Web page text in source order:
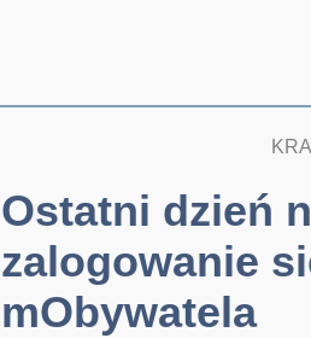
Ostatni dzień
zalogowanie
mObywatela